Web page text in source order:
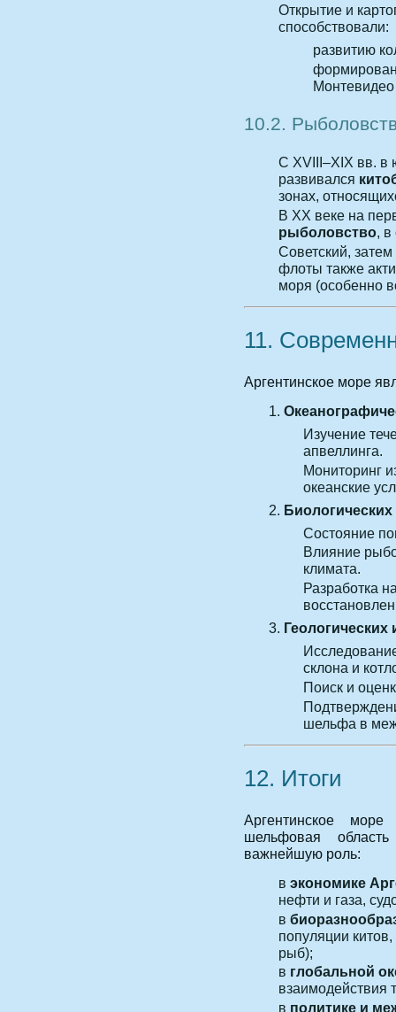
Открытие и
способствовали:
развитию
Монтевидео
10.2.
С XVIII–XIX вв. в
развивался
зонах,
В XX веке на
рыболовство, в
Советский,
флоты также
моря (особенно
11.
Аргентинское море
Изучение
апвеллинга.
Мониторинг
океанские
Состояние
Влияние
климата.
Разработка
Геологических
склона и
Поиск и
шельфа в
12. Итоги
Аргентинское
шельфовая
важнейшую роль:
в экономике
нефти и газа,
в
популяции
рыб);
в глобальной
взаимодействия
в политике и